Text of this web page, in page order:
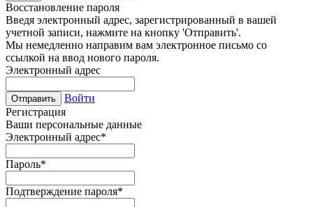
Восстановление пароля
Введя электронный адрес, зарегистрированный в вашей
учетной записи, нажмите на кнопку 'Отправить'.
Мы немедленно направим вам электронное письмо со
ссылкой на ввод нового пароля.
Электронный адрес
Отправить
Войти
Регистрация
Ваши персональные данные
Электронный адрес*
Пароль*
Подтверждение пароля*